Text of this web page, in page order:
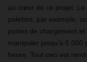
au cœur de ce projet. Le
palettes, par exemple,
portes de chargement
manipuler jusqu'à 5 000
heure. Tout ceci est